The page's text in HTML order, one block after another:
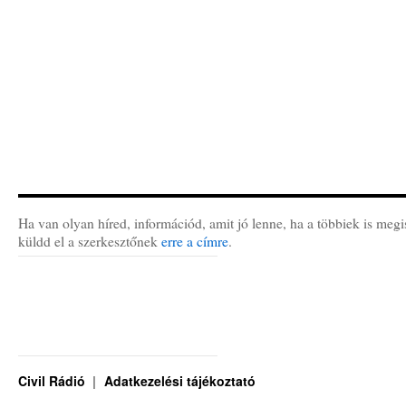
Ha van olyan híred, információd, amit jó lenne, ha a többiek is
küldd el a szerkesztőnek erre a címre.
Civil Rádió Adatkezelési tájékoztató